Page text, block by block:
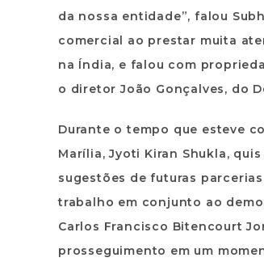
da nossa entidade”, falou
comercial ao prestar muita
na Índia, e falou com
o diretor João Gonçalves, do
Durante o tempo que esteve
Marília, Jyoti Kiran Shukla,
sugestões de futuras
trabalho em conjunto ao
Carlos Francisco Bitencourt
prosseguimento em um